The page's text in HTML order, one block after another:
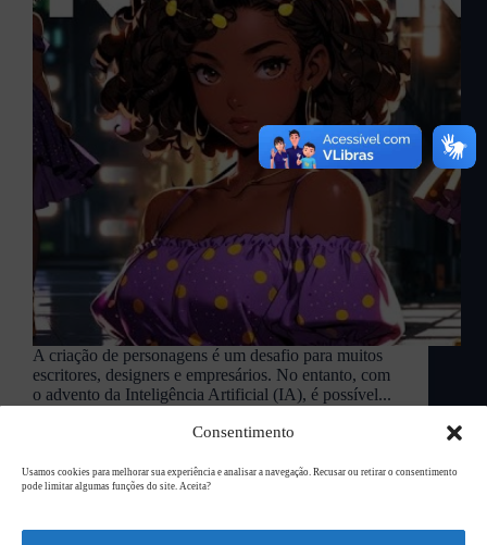
Consentimento
Usamos cookies para melhorar sua experiência e analisar a navegação. Recusar ou retirar o consentimento
pode limitar algumas funções do site. Aceita?
A criação de personagens é um desafio para muitos
escritores, designers e empresários. No entanto, com
o advento da Inteligência Artificial (IA), é possível...